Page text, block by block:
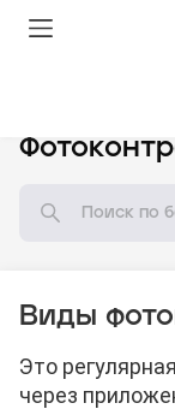
Виды
Это
через